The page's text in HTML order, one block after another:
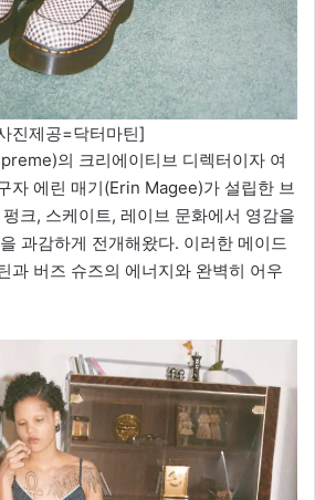
진제공=닥터마틴]
의 크리에이티브 디렉터이자 여
자 에린 매기(Erin Magee)가 설립한 브
크, 스케이트, 레이브 문화에서 영감을
과감하게 전개해왔다. 이러한 메이드
과 버즈 슈즈의 에너지와 완벽히 어우